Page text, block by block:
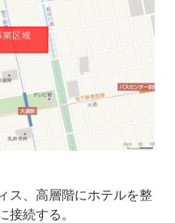
ス、高層階にホテルを整
接続する。